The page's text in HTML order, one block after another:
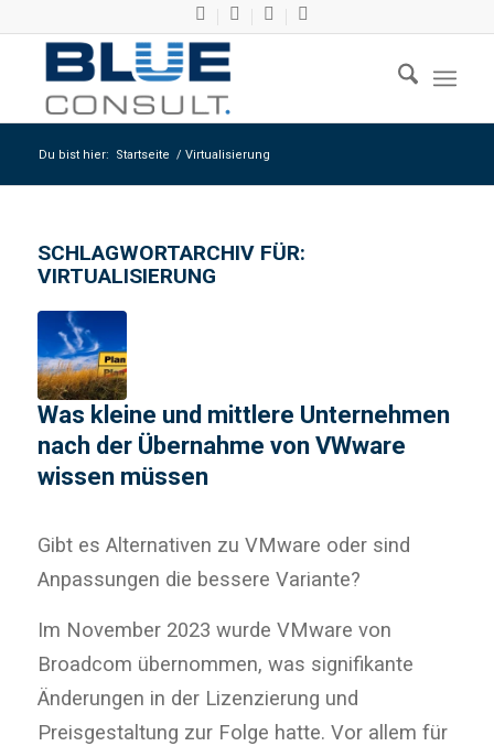
Du bist hier: Startseite / Virtualisierung
SCHLAGWORTARCHIV FÜR:
VIRTUALISIERUNG
Was kleine und mittlere Unternehmen
nach der Übernahme von VWware
wissen müssen
Gibt es Alternativen zu VMware oder sind
Anpassungen die bessere Variante?
Im November 2023 wurde VMware von
Broadcom übernommen, was signifikante
Änderungen in der Lizenzierung und
Preisgestaltung zur Folge hatte. Vor allem für